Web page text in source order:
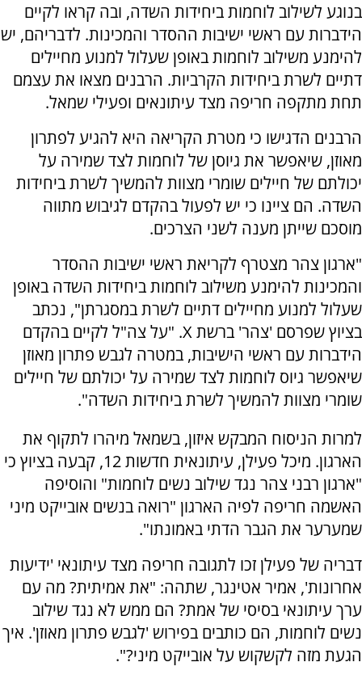
בנוגע לשילוב לוחמות ביחידות השדה, ובה קראו לקיים
הידברות עם ראשי ישיבות ההסדר והמכינות. לדבריהם, יש
להימנע משילוב לוחמות באופן שעלול למנוע מחיילים
דתיים לשרת ביחידות הקרביות. הרבנים מצאו את עצמם
תחת מתקפה חריפה מצד עיתונאים ופעילי שמאל.
הרבנים הדגישו כי מטרת הקריאה היא להגיע לפתרון
מאוזן, שיאפשר את גיוסן של לוחמות לצד שמירה על
יכולתם של חיילים שומרי מצוות להמשיך לשרת ביחידות
השדה. הם ציינו כי יש לפעול בהקדם לגיבוש מתווה
מוסכם שייתן מענה לשני הצרכים.
"ארגון צהר מצטרף לקריאת ראשי ישיבות ההסדר
והמכינות להימנע משילוב לוחמות ביחידות השדה באופן
שעלול למנוע מחיילים דתיים לשרת במסגרתן", נכתב
בציוץ שפרסם 'צהר' ברשת X. "על צה"ל לקיים בהקדם
הידברות עם ראשי הישיבות, במטרה לגבש פתרון מאוזן
שיאפשר גיוס לוחמות לצד שמירה על יכולתם של חיילים
שומרי מצוות להמשיך לשרת ביחידות השדה".
למרות הניסוח המבקש איזון, בשמאל מיהרו לתקוף את
הארגון. מיכל פעילן, עיתונאית חדשות 12, קבעה בציוץ כי
"ארגון רבני צהר נגד שילוב נשים לוחמות" והוסיפה
האשמה חריפה לפיה הארגון "רואה בנשים אובייקט מיני
שמערער את הגבר הדתי באמונתו".
דבריה של פעילן זכו לתגובה חריפה מצד עיתונאי 'ידיעות
אחרונות', אמיר אטינגר, שתהה: "את אמיתית? מה עם
ערך עיתונאי בסיסי של אמת? הם ממש לא נגד שילוב
נשים לוחמות, הם כותבים בפירוש 'לגבש פתרון מאוזן'. איך
הגעת מזה לקשקוש על אובייקט מיני?".